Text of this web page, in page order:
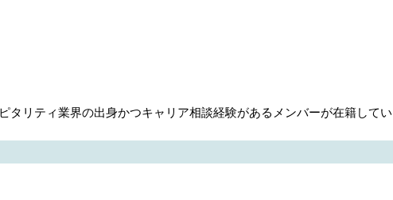
リティ業界の出身かつキャリア相談経験があるメンバーが在籍してい